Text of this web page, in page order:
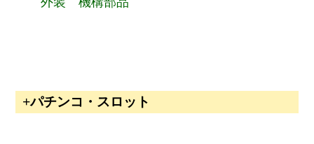
パチンコ・スロット